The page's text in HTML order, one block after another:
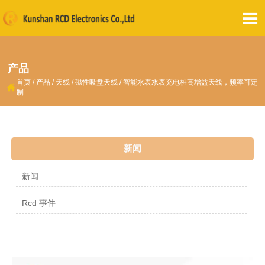

产品
 首页 / 产品 / 天线 /磁性吸盘天线 /智能水表水表充电桩高增益天线，频率可定
制
新闻
新闻
Rcd 事件